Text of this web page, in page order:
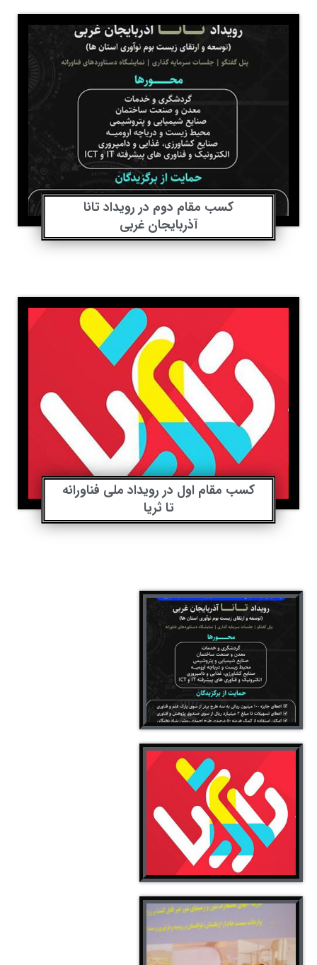
کسب مقام دوم در رویداد تانا
آذربایجان غربی
کسب مقام اول در رویداد ملی فناورانه
تا ثریا